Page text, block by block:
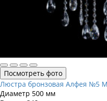
Посмотреть фото
Люстра бронзовая Алфея №5
Диаметр 500 мм